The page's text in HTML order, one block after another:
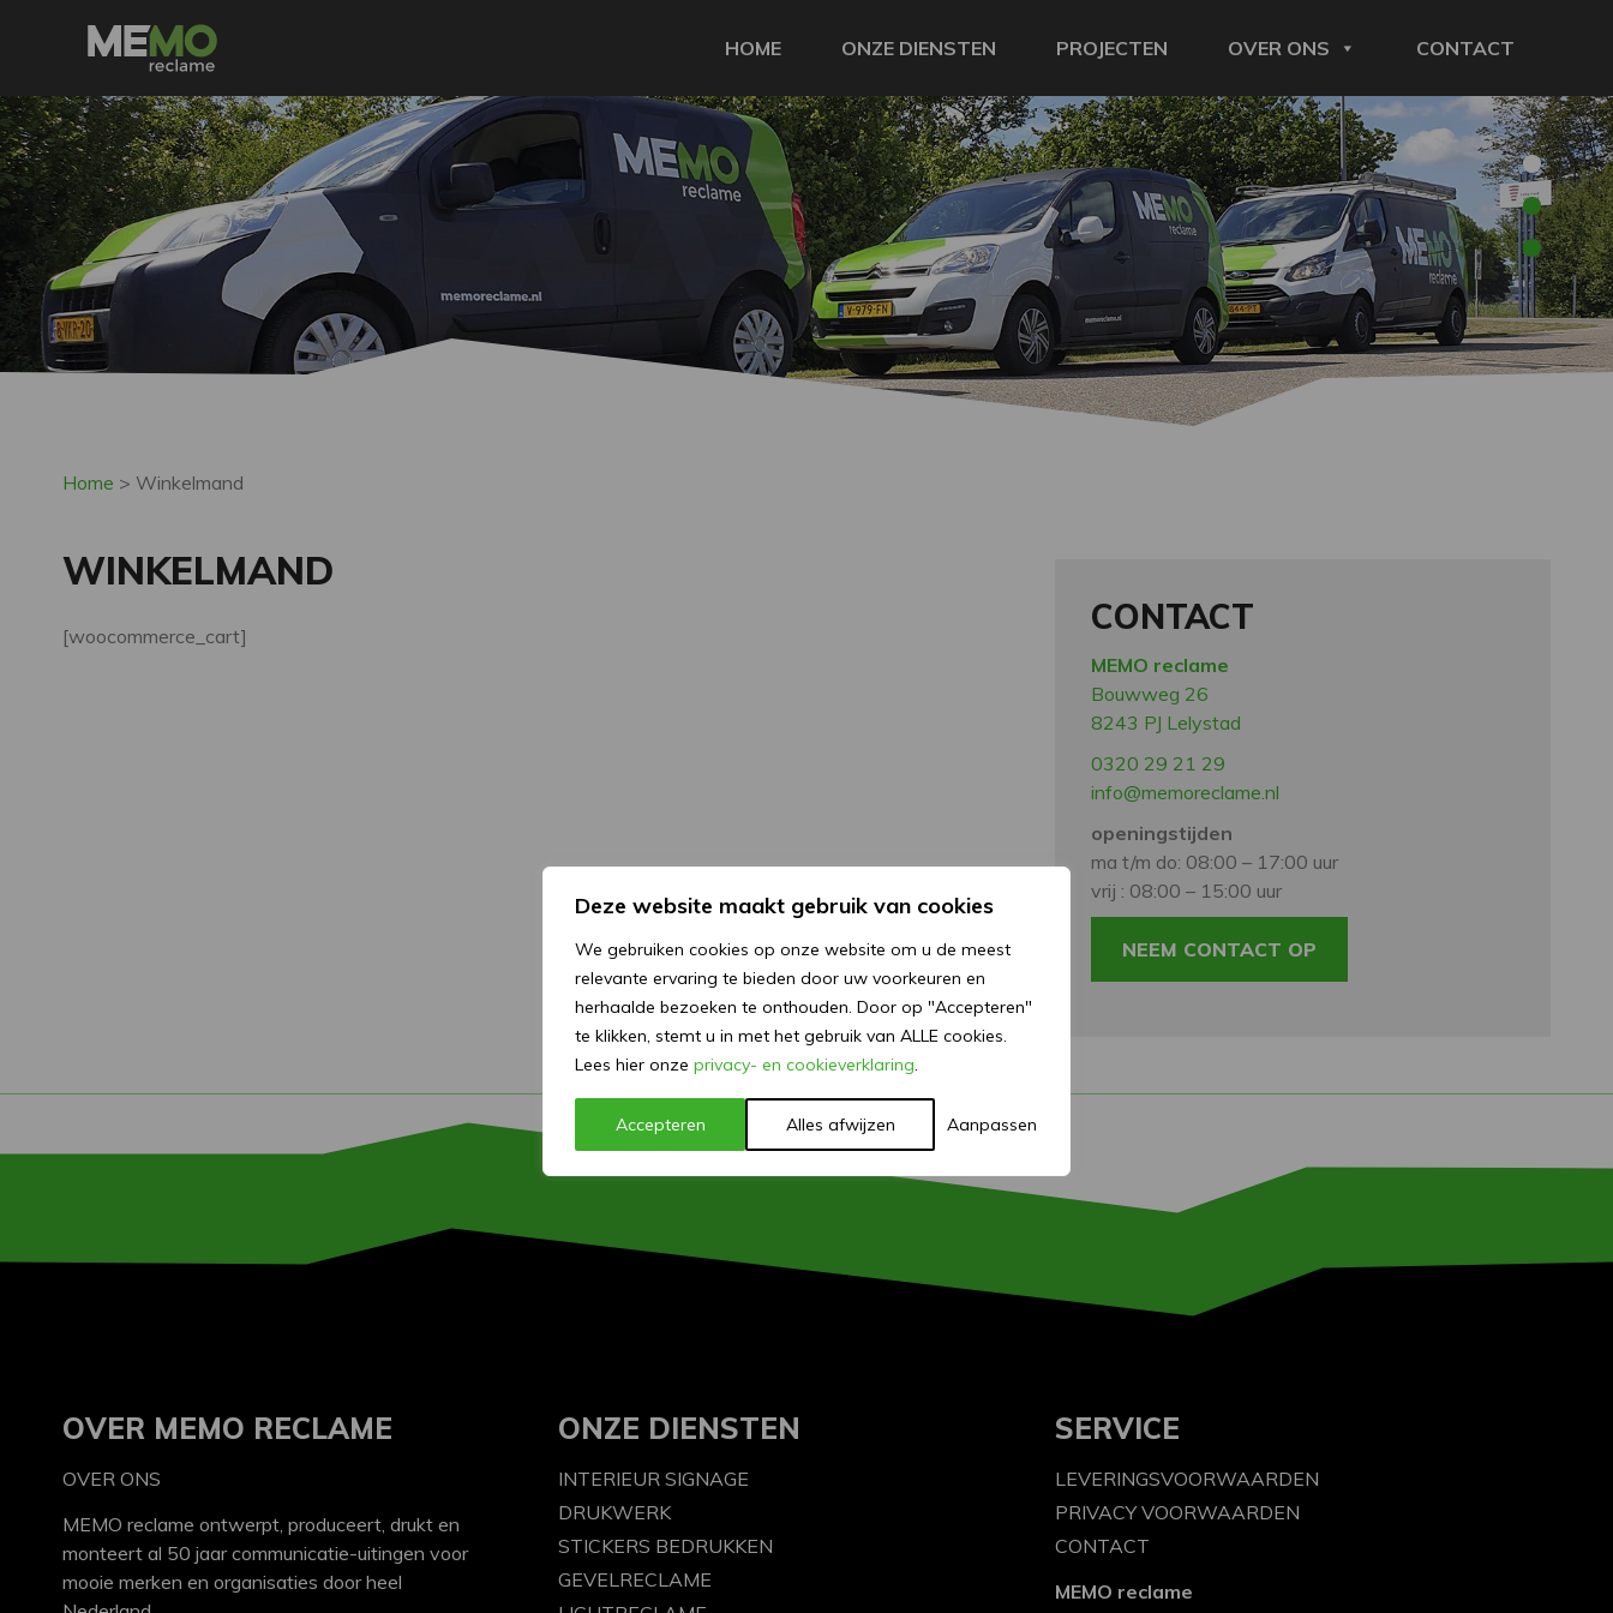
Deze website maakt gebruik van cookies
We gebruiken cookies op onze website om u de meest
relevante ervaring te bieden door uw voorkeuren en
herhaalde bezoeken te onthouden. Door op "Accepteren"
te klikken, stemt u in met het gebruik van ALLE cookies.
Lees hier onze privacy- en cookieverklaring
Aanpassen
Alles afwijzen
Accepteren
HOME ONZE DIENSTEN PROJECTEN OVER ONS CONTACT
Home > Winkelmand
WINKELMAND
[woocommerce_cart] CONTACT
MEMO reclame
Bouwweg 26
8243 PJ Lelystad
0320 29 21 29
info@memoreclame.nl
openingstijden
ma t/m do: 08:00 – 17:00 uur
vrij : 08:00 – 15:00 uur
NEEM CONTACT OP
OVER MEMO RECLAME
OVER ONS
MEMO reclame ontwerpt, produceert, drukt en
monteert al 50 jaar communicatie-uitingen voor
mooie merken en organisaties door heel
ONZE DIENSTEN
INTERIEUR SIGNAGE
DRUKWERK
STICKERS BEDRUKKEN
GEVELRECLAME
SERVICE
LEVERINGSVOORWAARDEN
PRIVACY VOORWAARDEN
CONTACT
MEMO reclame